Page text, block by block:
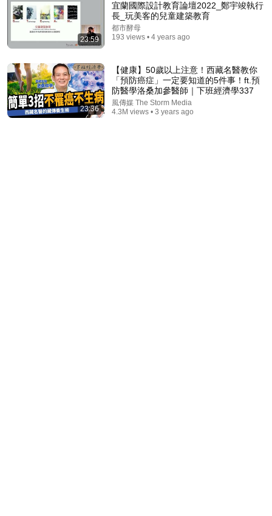
31:08
10 US Bread Brands to AVOID and 3 That Are
23:59
宜蘭國際設計教育論壇2022_鄭宇竣執行
長_玩美客的兒童建築教育
都市酵母
193 views • 4 years ago
23:36
【健康】50歲以上注意！西藏名醫教你
「預防癌症」一定要知道的5件事！ft.預
防醫學洛桑加參醫師｜下班經濟學337
風傳媒 The Storm Media
4.3M views • 3 years ago